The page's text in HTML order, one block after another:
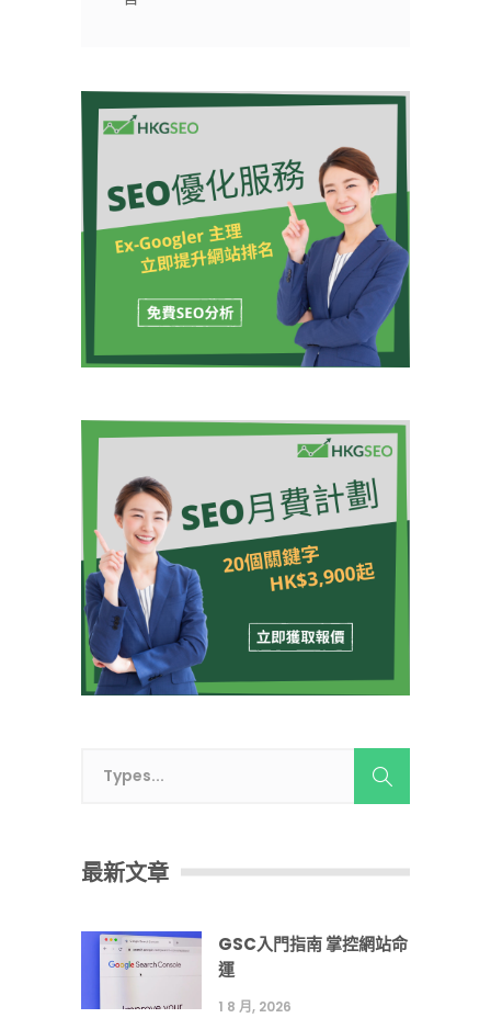
最新文章
GSC入門指南 掌控網站命
運
1 8 月, 2026